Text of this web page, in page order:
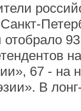
93
67 -
В